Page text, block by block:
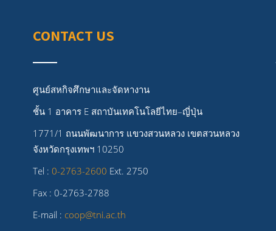
CONTACT US
ศูนย์สหกิจศึกษาและจัดหางาน
ชั้น 1 อาคาร E สถาบันเทคโนโลยีไทย–ญี่ปุ่น
1771/1 ถนนพัฒนาการ แขวงสวนหลวง เขตสวนหลวง
จังหวัดกรุงเทพฯ 10250
Tel : 0-2763-2600 Ext. 2750
Fax : 0-2763-2788
E-mail : coop@tni.ac.th